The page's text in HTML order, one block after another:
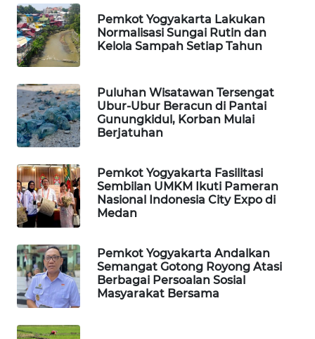
Pemkot Yogyakarta Lakukan
Normalisasi Sungai Rutin dan
Kelola Sampah Setiap Tahun
Puluhan Wisatawan Tersengat
Ubur-Ubur Beracun di Pantai
Gunungkidul, Korban Mulai
Berjatuhan
Pemkot Yogyakarta Fasilitasi
Sembilan UMKM Ikuti Pameran
Nasional Indonesia City Expo di
Medan
Pemkot Yogyakarta Andalkan
Semangat Gotong Royong Atasi
Berbagai Persoalan Sosial
Masyarakat Bersama
WAHANA
UMKM
WAHANA
SELEB
WAHANA
WAHANA
OTOMOTIF
WAHANA
HEALTH
WAHANA
DESA
WISATA